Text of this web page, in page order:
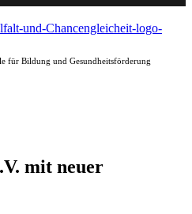
für Bildung und Gesundheitsförderung
mit neuer